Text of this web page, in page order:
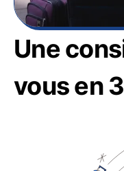
Une
vous en